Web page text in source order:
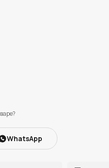
WhatsApp